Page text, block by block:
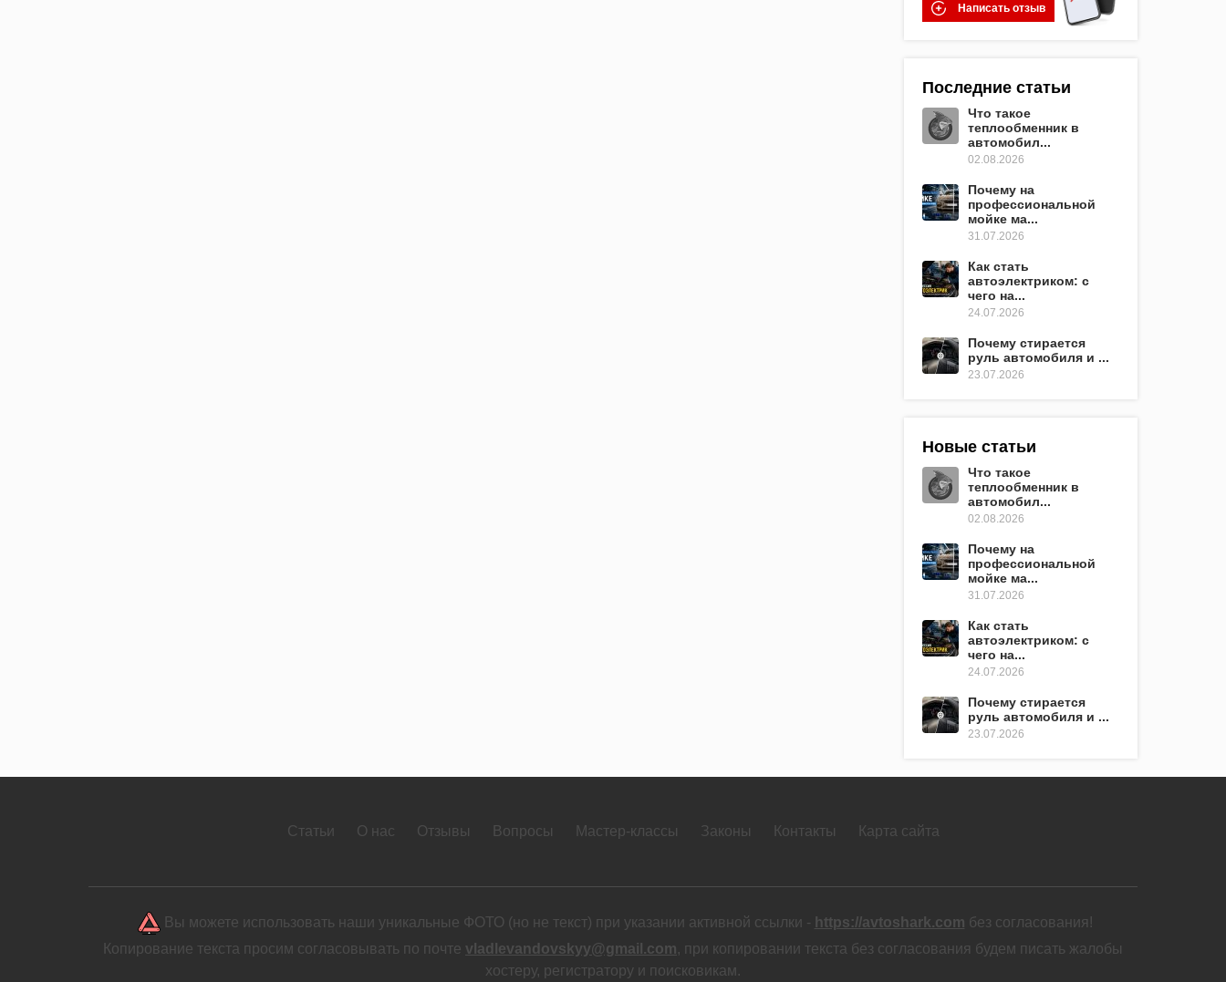
Написать отзыв
Последние статьи
Что такое
теплообменник в
автомобил...
02.08.2026
Почему на
профессиональной
мойке ма...
31.07.2026
Как стать
автоэлектриком: с
чего на...
24.07.2026
Почему стирается
руль автомобиля и ...
23.07.2026
Новые статьи
Что такое
теплообменник в
автомобил...
02.08.2026
Почему на
профессиональной
мойке ма...
31.07.2026
Как стать
автоэлектриком: с
чего на...
24.07.2026
Почему стирается
руль автомобиля и ...
23.07.2026
Статьи О нас Отзывы Вопросы Мастер-классы Законы Контакты Карта сайта
Вы можете использовать наши уникальные ФОТО (но не текст) при указании активной ссылки - https://avtoshark.com без согласования!
Копирование текста просим согласовывать по почте vladlevandovskyy@gmail.com, при копировании текста без согласования будем писать жалобы
хостеру, регистратору и поисковикам.